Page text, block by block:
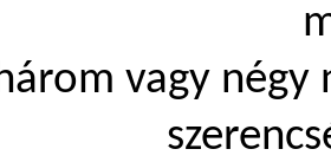
vagy